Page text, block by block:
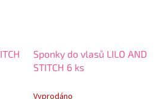
Sponky do vlasů LILO AND
STITCH 6 ks
Vyprodáno